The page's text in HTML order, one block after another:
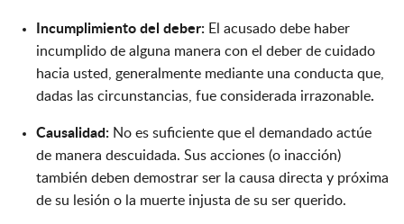
Incumplimiento del deber: El acusado debe haber
incumplido de alguna manera con el deber de cuidado
hacia usted, generalmente mediante una conducta que,
dadas las circunstancias, fue considerada irrazonable.
Causalidad: No es suficiente que el demandado actúe
de manera descuidada. Sus acciones (o inacción)
también deben demostrar ser la causa directa y próxima
de su lesión o la muerte injusta de su ser querido.